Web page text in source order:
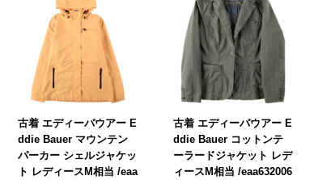
古着 エディーバウアー E
ddie Bauer マウンテン
パーカー シェルジャケッ
ト レディースM相当 /eaa
古着 エディーバウアー E
ddie Bauer コットンテ
ーラードジャケット レデ
ィースM相当 /eaa632006